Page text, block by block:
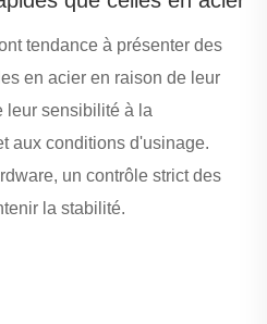
tendance à présenter des
en acier en raison de leur
leur sensibilité à la
aux conditions d'usinage.
un contrôle strict des
la stabilité.